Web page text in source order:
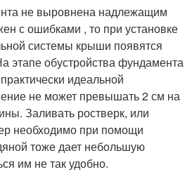
не выровнена надлежащим
с ошибками , то при установке
системы крыши появятся
этапе обустройства фундамента
идеальной
не может превышать 2 см на
Заливать ростверк, или
необходимо при помощи
тоже дает небольшую
им не так удобно.